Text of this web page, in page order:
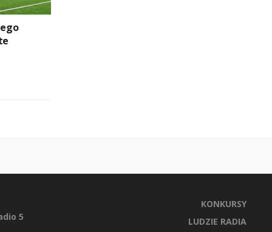
5
KONKURSY
LUDZIE RADIA